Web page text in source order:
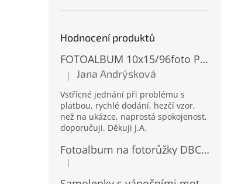
Hodnocení produktů
FOTOALBUM 10x15/96foto PP-4696 MIX
Hodnocení produktu je 5 z 5 hvězdiček.
| Jana Andrýsková
Vstřícné jednání při problému s
platbou, rychlé dodání, hezčí vzor,
než na ukázce, naprostá spokojenost,
doporučuji. Děkuji J.A.
Fotoalbum na fotorůžky DBCL-30 Homage 2
Hodnocení produktu je 5 z 5 hvězdiček.
|